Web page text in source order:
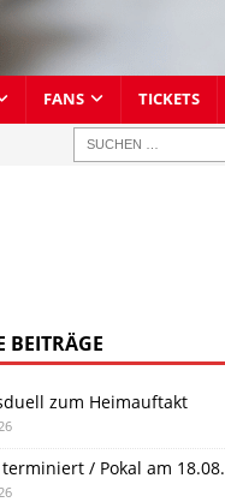
FANS TICKETS
BEITRÄGE
zum Heimauftakt
/ Pokal am 18.08.